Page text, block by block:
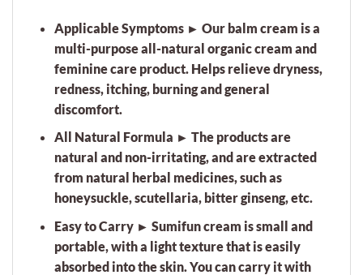
Applicable Symptoms ► Our balm cream is a
multi-purpose all-natural organic cream and
feminine care product. Helps relieve dryness,
redness, itching, burning and general
discomfort.
All Natural Formula ► The products are
natural and non-irritating, and are extracted
from natural herbal medicines, such as
honeysuckle, scutellaria, bitter ginseng, etc.
Easy to Carry ► Sumifun cream is small and
portable, with a light texture that is easily
absorbed into the skin. You can carry it with